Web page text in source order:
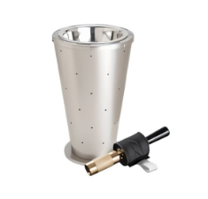
buffets y autoservicio.